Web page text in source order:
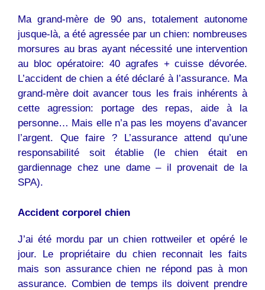
Ma grand-mère de 90 ans, totalement autonome
jusque-là, a été agressée par un chien: nombreuses
morsures au bras ayant nécessité une intervention
au bloc opératoire: 40 agrafes + cuisse dévorée.
L’accident de chien a été déclaré à l’assurance. Ma
grand-mère doit avancer tous les frais inhérents à
cette agression: portage des repas, aide à la
personne… Mais elle n’a pas les moyens d’avancer
l’argent. Que faire ? L’assurance attend qu’une
responsabilité soit établie (le chien était en
gardiennage chez une dame – il provenait de la
SPA).
Accident corporel chien
J’ai été mordu par un chien rottweiler et opéré le
jour. Le propriétaire du chien reconnait les faits
mais son assurancechien ne répond pas à mon
assurance. Combien de temps ils doivent prendre